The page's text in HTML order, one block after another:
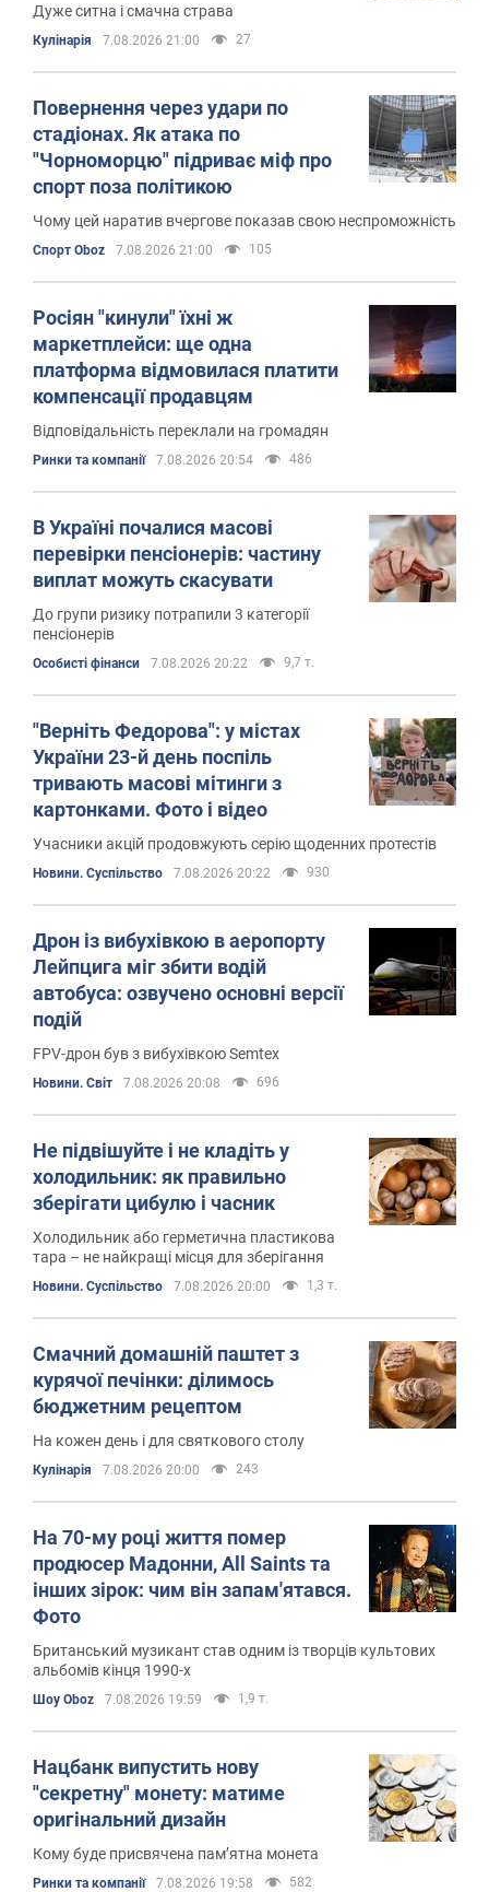
Дуже ситна і смачна страва
Кулінарія 7.08.2026 21:00 27
Повернення через удари по
стадіонах. Як атака по
"Чорноморцю" підриває міф про
спорт поза політикою
Чому цей наратив вчергове показав свою неспроможність
Спорт Oboz 7.08.2026 21:00 105
Росіян "кинули" їхні ж
маркетплейси: ще одна
платформа відмовилася платити
компенсації продавцям
Відповідальність переклали на громадян
Ринки та компанії 7.08.2026 20:54 486
В Україні почалися масові
перевірки пенсіонерів: частину
виплат можуть скасувати
До групи ризику потрапили 3 категорії
пенсіонерів
Особисті фінанси 7.08.2026 20:22 9,7 т.
"Верніть Федорова": у містах
України 23-й день поспіль
тривають масові мітинги з
картонками. Фото і відео
Учасники акцій продовжують серію щоденних протестів
Новини. Суспільство 7.08.2026 20:22 930
Дрон із вибухівкою в аеропорту
Лейпцига міг збити водій
автобуса: озвучено основні версії
подій
FPV-дрон був з вибухівкою Semtex
Новини. Світ 7.08.2026 20:08 696
Не підвішуйте і не кладіть у
холодильник: як правильно
зберігати цибулю і часник
Холодильник або герметична пластикова
тара – не найкращі місця для зберігання
Новини. Суспільство 7.08.2026 20:00 1,3 т.
Смачний домашній паштет з
курячої печінки: ділимось
бюджетним рецептом
На кожен день і для святкового столу
Кулінарія 7.08.2026 20:00 243
На 70-му році життя помер
продюсер Мадонни, All Saints та
інших зірок: чим він запам'ятався.
Фото
Британський музикант став одним із творців культових
альбомів кінця 1990-х
Шоу Oboz 7.08.2026 19:59 1,9 т.
Нацбанк випустить нову
"секретну" монету: матиме
оригінальний дизайн
Кому буде присвячена пам’ятна монета
Ринки та компанії 7.08.2026 19:58 582